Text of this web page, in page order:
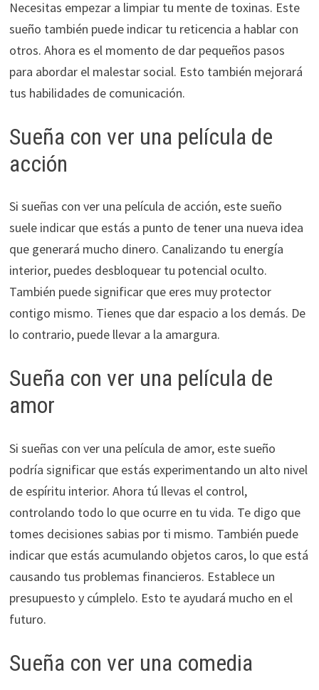
Necesitas empezar a limpiar tu mente de toxinas. Este
sueño también puede indicar tu reticencia a hablar con
otros. Ahora es el momento de dar pequeños pasos
para abordar el malestar social. Esto también mejorará
tus habilidades de comunicación.
Sueña con ver una película de
acción
Si sueñas con ver una película de acción, este sueño
suele indicar que estás a punto de tener una nueva idea
que generará mucho dinero. Canalizando tu energía
interior, puedes desbloquear tu potencial oculto.
También puede significar que eres muy protector
contigo mismo. Tienes que dar espacio a los demás. De
lo contrario, puede llevar a la amargura.
Sueña con ver una película de
amor
Si sueñas con ver una película de amor, este sueño
podría significar que estás experimentando un alto nivel
de espíritu interior. Ahora tú llevas el control,
controlando todo lo que ocurre en tu vida. Te digo que
tomes decisiones sabias por ti mismo. También puede
indicar que estás acumulando objetos caros, lo que está
causando tus problemas financieros. Establece un
presupuesto y cúmplelo. Esto te ayudará mucho en el
futuro.
Sueña con ver una comedia